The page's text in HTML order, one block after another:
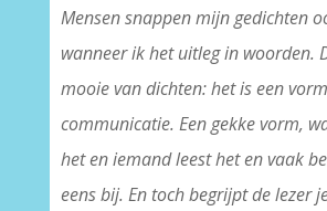
Mensen snappen mijn gedichten
wanneer ik het uitleg in woorden.
mooie van dichten: het is een
communicatie. Een gekke vorm,
het en iemand leest het en vaak
eens bij. En toch begrijpt de lezer